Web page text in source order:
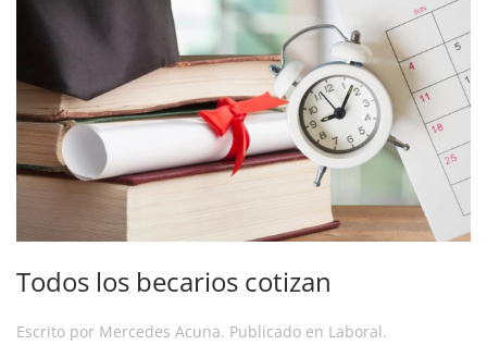
Todos los becarios cotizan
Escrito por Mercedes Acuna. Publicado en Laboral.